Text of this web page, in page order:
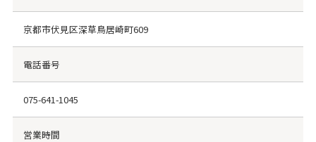
京都市伏見区深草鳥居崎町609
電話番号
075-641-1045
営業時間